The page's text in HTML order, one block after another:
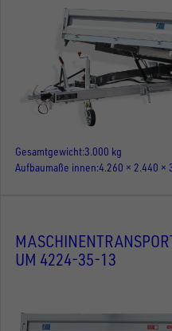
Gesamtgewicht3.000 kg
Aufbaumaße innen 4.260 × 2.440 ×
UM 4224-35-13